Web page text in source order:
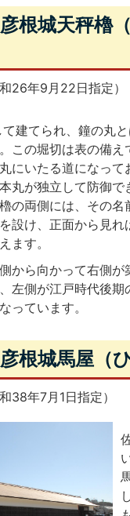
根城天秤櫓
26年9月22日指定）
建てられ、鐘の丸
この堀切は表の備え
にいたる道になって
丸が独立して防御で
の両側には、その名
設け、正面から見れ
ます。
から向かって右側が
左側が江戸時代後期
っています。
根城馬屋（
38年7月1日指定）